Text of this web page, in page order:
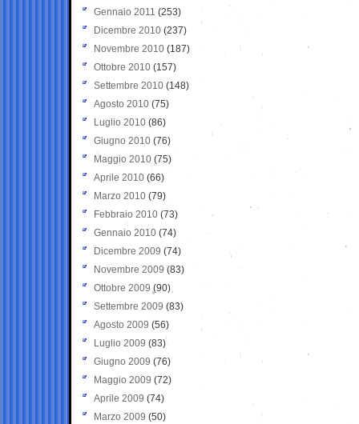
Gennaio 2011 (253)
Dicembre 2010 (237)
Novembre 2010 (187)
Ottobre 2010 (157)
Settembre 2010 (148)
Agosto 2010 (75)
Luglio 2010 (86)
Giugno 2010 (76)
Maggio 2010 (75)
Aprile 2010 (66)
Marzo 2010 (79)
Febbraio 2010 (73)
Gennaio 2010 (74)
Dicembre 2009 (74)
Novembre 2009 (83)
Ottobre 2009 (90)
Settembre 2009 (83)
Agosto 2009 (56)
Luglio 2009 (83)
Giugno 2009 (76)
Maggio 2009 (72)
Aprile 2009 (74)
Marzo 2009 (50)